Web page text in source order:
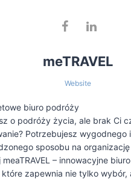
meTRAVEL
Website
biuro podróży
o podróży życia, ale brak Ci
Potrzebujesz wygodnego i
sposobu na
meaTRAVEL – innowacyjne
które zapewnia nie tylko wybór,